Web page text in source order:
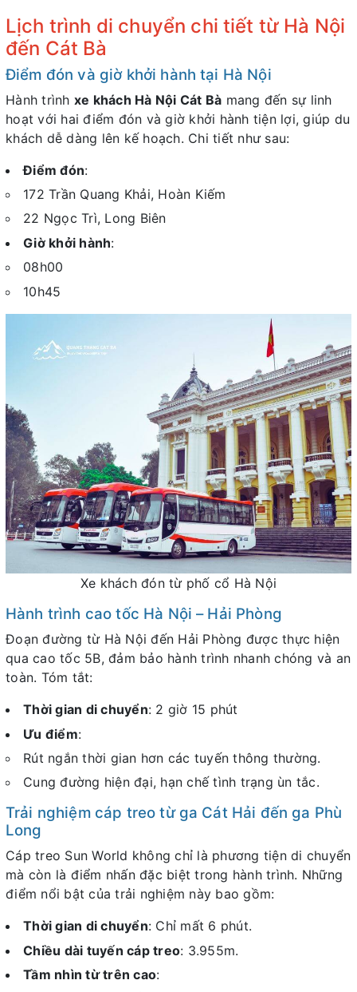
Lịch trình di chuyển chi tiết từ Hà Nội
đến Cát Bà
Điểm đón và giờ khởi hành tại Hà Nội
Hành trình xe khách Hà Nội Cát Bà mang đến sự linh
hoạt với hai điểm đón và giờ khởi hành tiện lợi, giúp du
khách dễ dàng lên kế hoạch. Chi tiết như sau:
Điểm đón:
172 Trần Quang Khải, Hoàn Kiếm
22 Ngọc Trì, Long Biên
Giờ khởi hành:
08h00
10h45
Xe khách đón từ phố cổ Hà Nội
Hành trình cao tốc Hà Nội – Hải Phòng
Đoạn đường từ Hà Nội đến Hải Phòng được thực hiện
qua cao tốc 5B, đảm bảo hành trình nhanh chóng và an
toàn. Tóm tắt:
Thời gian di chuyển: 2 giờ 15 phút
Ưu điểm:
Rút ngắn thời gian hơn các tuyến thông thường.
Cung đường hiện đại, hạn chế tình trạng ùn tắc.
Trải nghiệm cáp treo từ ga Cát Hải đến ga Phù
Long
Cáp treo Sun World không chỉ là phương tiện di chuyển
mà còn là điểm nhấn đặc biệt trong hành trình. Những
điểm nổi bật của trải nghiệm này bao gồm:
Thời gian di chuyển: Chỉ mất 6 phút.
Chiều dài tuyến cáp treo: 3.955m.
Tầm nhìn từ trên cao: